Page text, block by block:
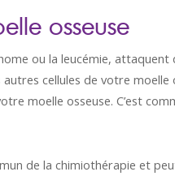
osseuse
ou la leucémie,
cellules de votre
moelle osseuse. C’est
de la chimiothérapie et